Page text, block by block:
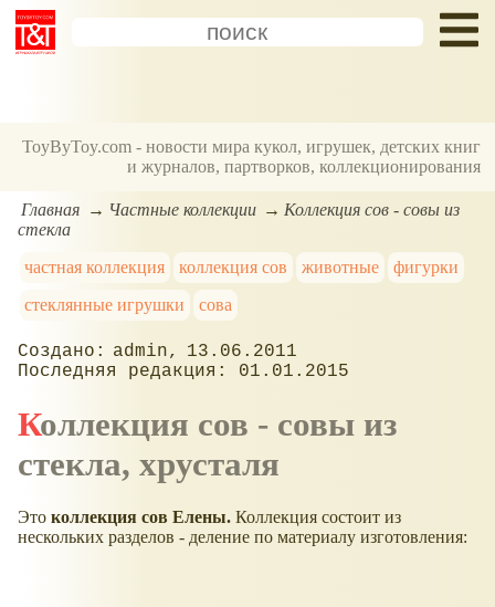
ToyByToy.com - новости мира кукол, игрушек, детских книг
и журналов, партворков, коллекционирования
Главная Частные коллекции
Коллекция сов - совы из
стекла
частная коллекция
коллекция сов животные
фигурки
стеклянные игрушки
сова
admin
13.06.2011
01.01.2015
Коллекция сов - совы из
стекла, хрусталя
Это коллекция сов Елены. Коллекция состоит из
нескольких разделов - деление по материалу изготовления: